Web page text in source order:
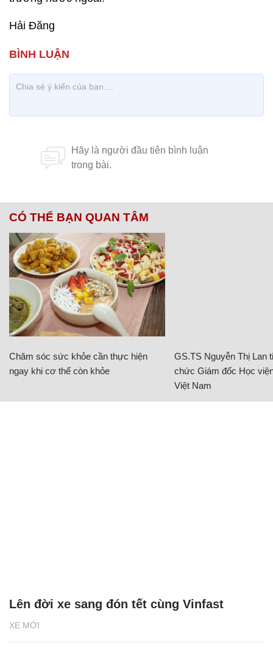
Hải Đăng
CÓ THỂ BẠN QUAN TÂM
Chăm sóc sức khỏe cần thực hiện
ngay khi cơ thể còn khỏe
GS.TS Nguyễn Thị Lan
chức Giám đốc Học
Việt Nam
XE MỚI
Lên đời xe sang đón tết cùng Vinfast